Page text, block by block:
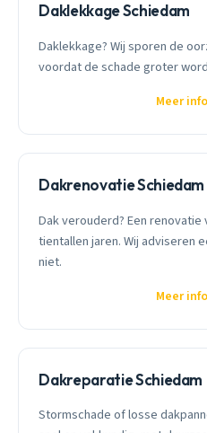
Daklekkage Schiedam
Daklekkage? Wij sporen de
voordat de schade groter
Meer
Dakrenovatie Schiedam
Dak verouderd? Een
tientallen jaren. Wij adviseren
niet.
Meer
Dakreparatie Schiedam
Stormschade of losse